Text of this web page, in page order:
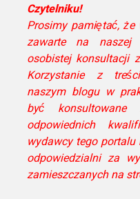
Czytelniku!
Prosimy pamiętać,
zawarte na naszej
osobistej konsultacji
Korzystanie z
naszym blogu w
być
odpowiednich
wydawcy tego
odpowiedzialni za
zamieszczanych na